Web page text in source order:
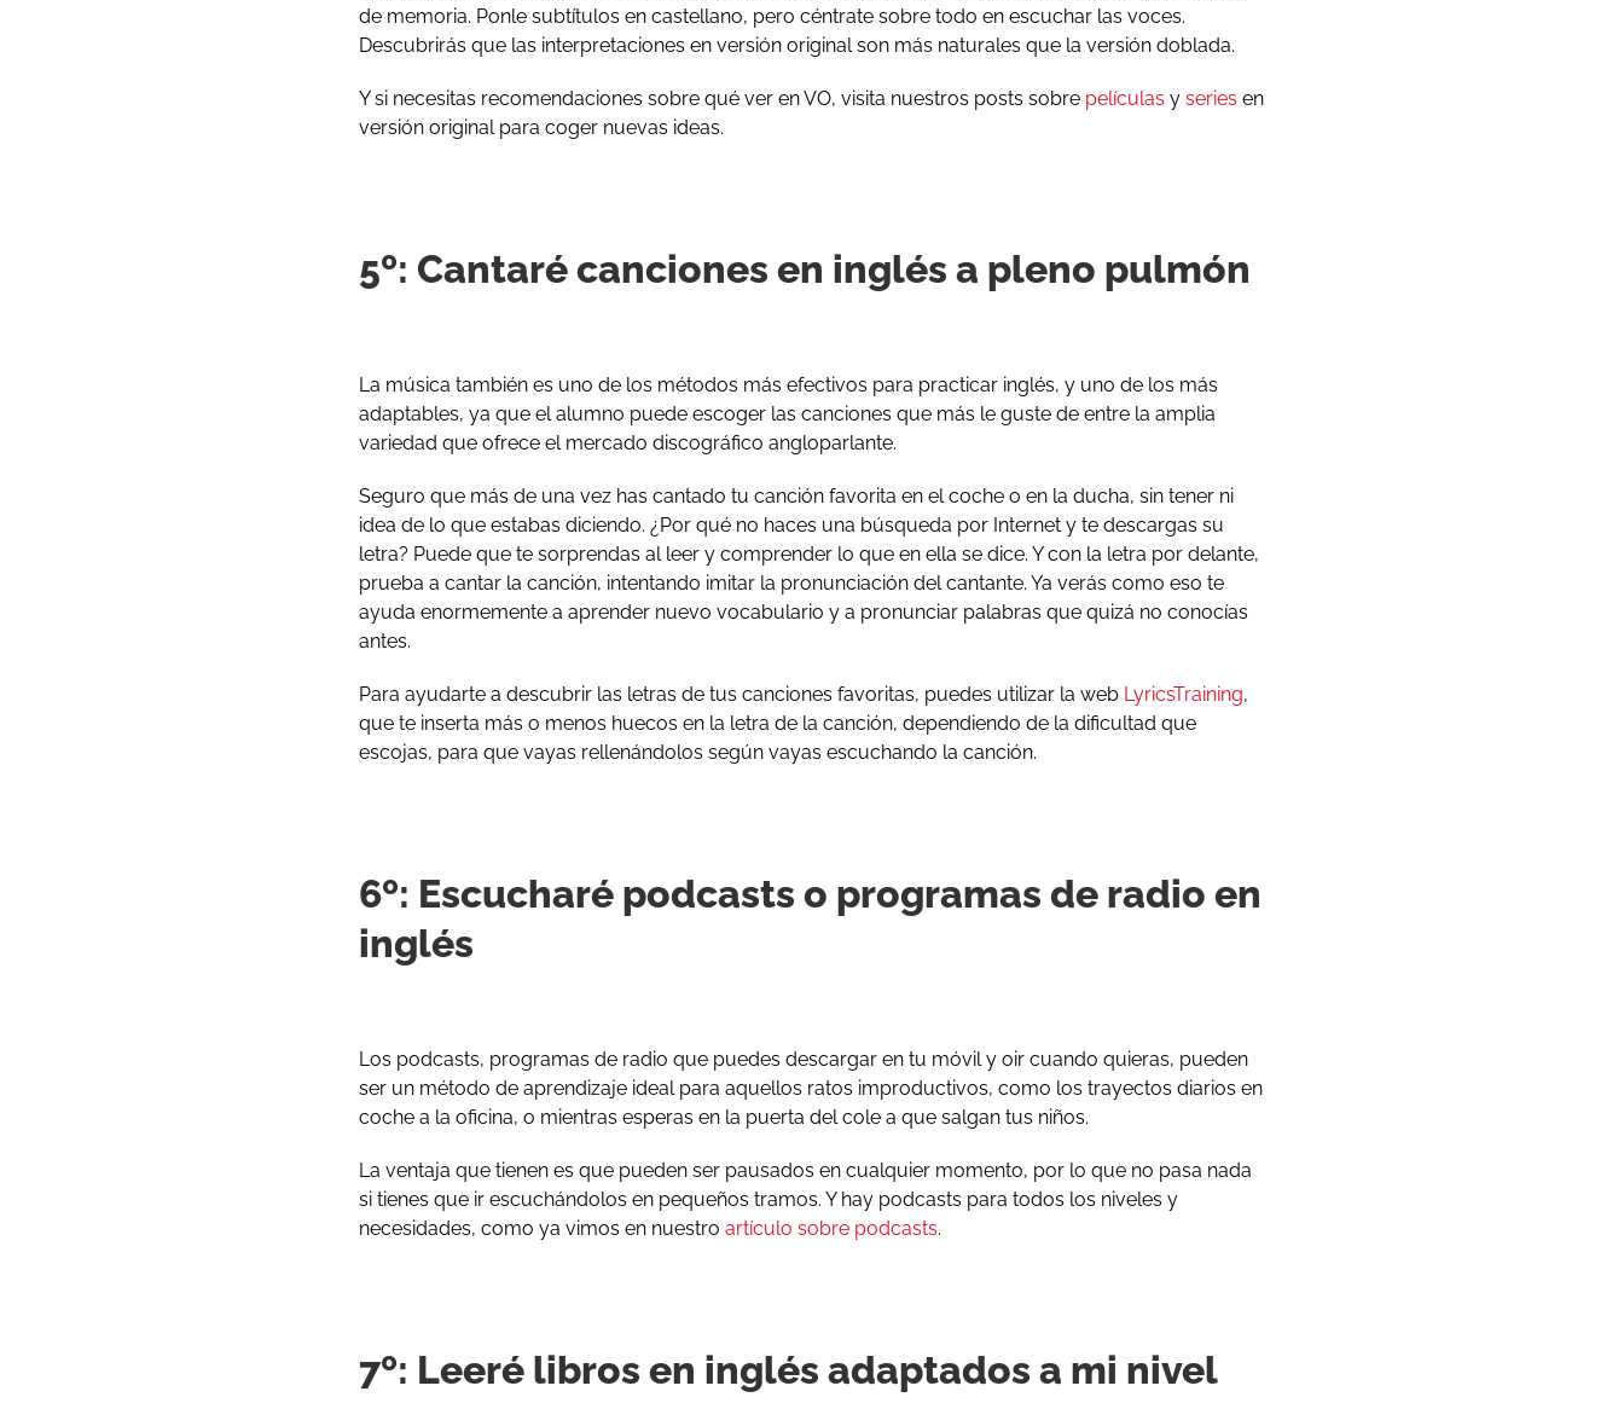
de memoria. Ponle subtítulos en castellano, pero céntrate sobre todo en escuchar las voces.
Descubrirás que las interpretaciones en versión original son más naturales que la versión doblada.
Y si necesitas recomendaciones sobre qué ver en VO, visita nuestros posts sobre películas y series en
versión original para coger nuevas ideas.
5º: Cantaré canciones en inglés a pleno pulmón
La música también es uno de los métodos más efectivos para practicar inglés, y uno de los más
adaptables, ya que el alumno puede escoger las canciones que más le guste de entre la amplia
variedad que ofrece el mercado discográfico angloparlante.
Seguro que más de una vez has cantado tu canción favorita en el coche o en la ducha, sin tener ni
idea de lo que estabas diciendo. ¿Por qué no haces una búsqueda por Internet y te descargas su
letra? Puede que te sorprendas al leer y comprender lo que en ella se dice. Y con la letra por delante,
prueba a cantar la canción, intentando imitar la pronunciación del cantante. Ya verás como eso te
ayuda enormemente a aprender nuevo vocabulario y a pronunciar palabras que quizá no conocías
antes.
Para ayudarte a descubrir las letras de tus canciones favoritas, puedes utilizar la web LyricsTraining,
que te inserta más o menos huecos en la letra de la canción, dependiendo de la dificultad que
escojas, para que vayas rellenándolos según vayas escuchando la canción.
6º: Escucharé podcasts o programas de radio en
inglés
Los podcasts, programas de radio que puedes descargar en tu móvil y oir cuando quieras, pueden
ser un método de aprendizaje ideal para aquellos ratos improductivos, como los trayectos diarios en
coche a la oficina, o mientras esperas en la puerta del cole a que salgan tus niños.
La ventaja que tienen es que pueden ser pausados en cualquier momento, por lo que no pasa nada
si tienes que ir escuchándolos en pequeños tramos. Y hay podcasts para todos los niveles y
necesidades, como ya vimos en nuestro artículo sobre podcasts.
7º: Leeré libros en inglés adaptados a mi nivel